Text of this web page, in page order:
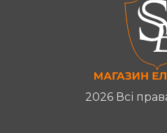
2026 Всі